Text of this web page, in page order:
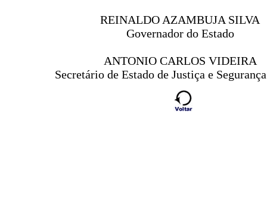
REINALDO AZAMBUJA SILVA
Governador do Estado
ANTONIO CARLOS VIDEIRA
Secretário de Estado de Justiça e